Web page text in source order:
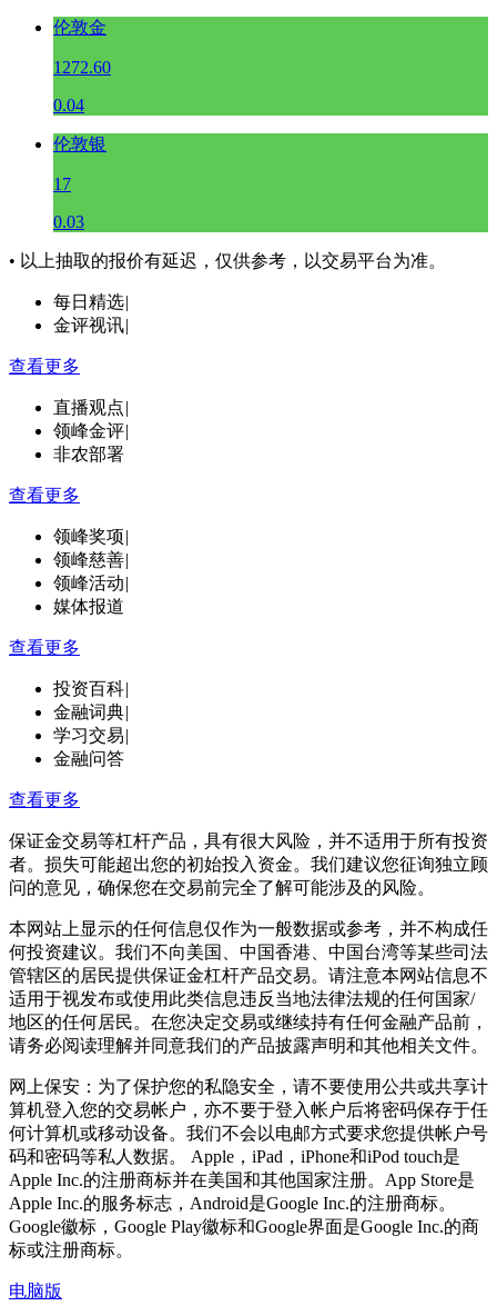
伦敦金
1272.60
0.04
伦敦银
17
0.03
• 以上抽取的报价有延迟，仅供参考，以交易平台为准。
每日精选|
金评视讯|
查看更多
直播观点|
领峰金评|
非农部署
查看更多
领峰奖项|
领峰慈善|
领峰活动|
媒体报道
查看更多
投资百科|
金融词典|
学习交易|
金融问答
查看更多
保证金交易等杠杆产品，具有很大风险，并不适用于所有投资
者。损失可能超出您的初始投入资金。我们建议您征询独立顾
问的意见，确保您在交易前完全了解可能涉及的风险。
本网站上显示的任何信息仅作为一般数据或参考，并不构成任
何投资建议。我们不向美国、中国香港、中国台湾等某些司法
管辖区的居民提供保证金杠杆产品交易。请注意本网站信息不
适用于视发布或使用此类信息违反当地法律法规的任何国家/
地区的任何居民。在您决定交易或继续持有任何金融产品前，
请务必阅读理解并同意我们的产品披露声明和其他相关文件。
网上保安：为了保护您的私隐安全，请不要使用公共或共享计
算机登入您的交易帐户，亦不要于登入帐户后将密码保存于任
何计算机或移动设备。我们不会以电邮方式要求您提供帐户号
码和密码等私人数据。 Apple，iPad，iPhone和iPod touch是
Apple Inc.的注册商标并在美国和其他国家注册。App Store是
Apple Inc.的服务标志，Android是Google Inc.的注册商标。
Google徽标，Google Play徽标和Google界面是Google Inc.的商
标或注册商标。
电脑版